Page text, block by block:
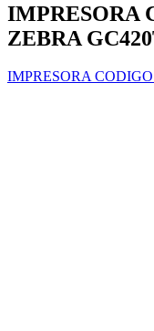
IMPRESORA
ZEBRA
IMPRESORA